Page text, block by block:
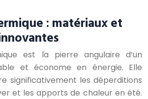
: matériaux et
est la pierre angulaire d’un
et économe en énergie. Elle
significativement les déperditions
et les apports de chaleur en été.